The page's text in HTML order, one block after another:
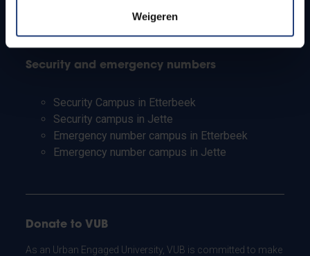
Weigeren
Working students
Security and emergency numbers
Security Campus in Etterbeek
Security campus in Jette
Emergency number campus in Etterbeek
Emergency number campus in Jette
Donate to VUB
As an Urban Engaged University, VUB is committed to make